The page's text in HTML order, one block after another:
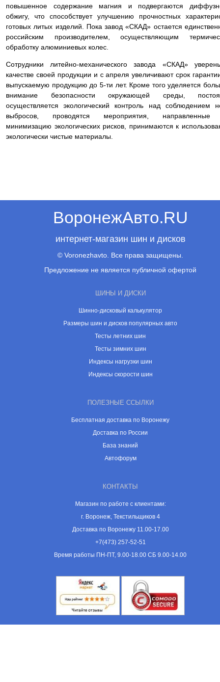
повышенное содержание магния и подвергаются
обжигу, что способствует улучшению прочностных
готовых литых изделий. Пока завод «СКАД» остается
российским производителем, осуществляющим
обработку алюминиевых колес.
Сотрудники литейно-механического завода «СКАД»
качестве своей продукции и с апреля увеличивают срок
выпускаемую продукцию до 5-ти лет. Кроме того уделяется
внимание безопасности окружающей среды,
осуществляется экологический контроль над соблюдением
выбросов, проводятся мероприятия,
минимизацию экологических рисков, принимаются к
экологически чистые материалы.
ВоронежАвто.RU
интернет-магазин шин и дисков
© Voronezhavto. Все права защищены.
Предложение не является публичной офертой
ШИНЫ И ДИСКИ
Шинно-дисковый калькулятор
Размеры шин и дисков популярных авто
Тесты летних шин
Тесты зимних шин
Индексы нагрузки шин
Индексы скорости шин
ПОЛЕЗНЫЕ ССЫЛКИ
Бесплатная доставка по Воронежу
Доставка по России
База знаний
Автофорум
КОНТАКТЫ
Магазин по работе с клиентами:
г. Воронеж, Текстильщиков 4
Доставка по Воронежу 11.00-17.00
+7(473) 257-52-51
Время работы ПН-ПТ, 9.00-18.00 СБ 9.00-14.00